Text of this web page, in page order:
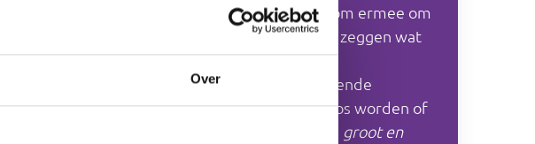
Over
oefent de vaardigheden om ermee om
te gaan: rustig worden en zeggen wat
je dwarszit.
Je verdiept eerder geoefende
reacties: niets zeggen, boos worden of
groot en